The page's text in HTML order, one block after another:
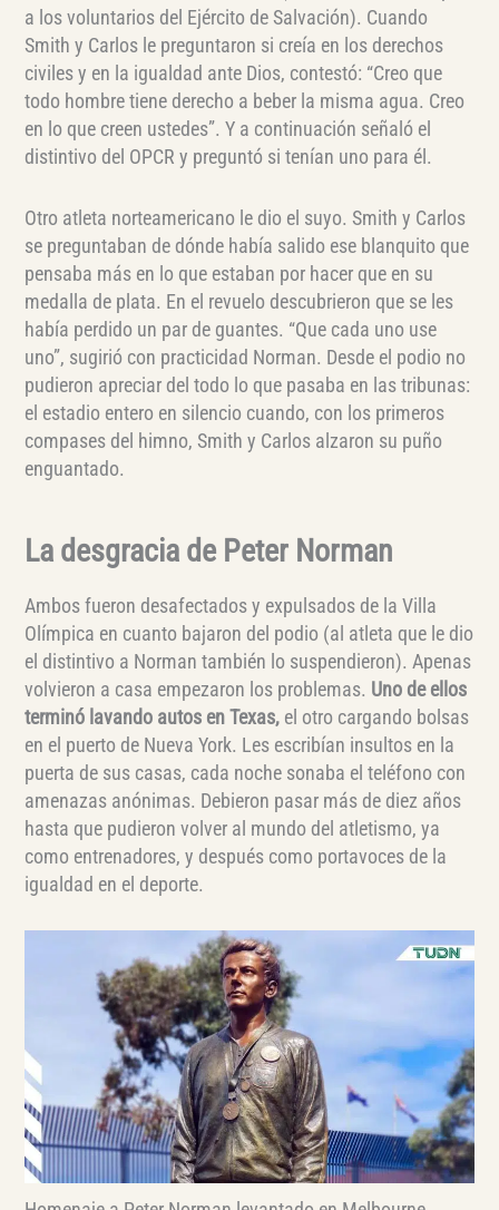
a los voluntarios del Ejército de Salvación). Cuando
Smith y Carlos le preguntaron si creía en los derechos
civiles y en la igualdad ante Dios, contestó: “Creo que
todo hombre tiene derecho a beber la misma agua. Creo
en lo que creen ustedes”. Y a continuación señaló el
distintivo del OPCR y preguntó si tenían uno para él.
Otro atleta norteamericano le dio el suyo. Smith y Carlos
se preguntaban de dónde había salido ese blanquito que
pensaba más en lo que estaban por hacer que en su
medalla de plata. En el revuelo descubrieron que se les
había perdido un par de guantes. “Que cada uno use
uno”, sugirió con practicidad Norman. Desde el podio no
pudieron apreciar del todo lo que pasaba en las tribunas:
el estadio entero en silencio cuando, con los primeros
compases del himno, Smith y Carlos alzaron su puño
enguantado.
La desgracia de Peter Norman
Ambos fueron desafectados y expulsados de la Villa
Olímpica en cuanto bajaron del podio (al atleta que le dio
el distintivo a Norman también lo suspendieron). Apenas
volvieron a casa empezaron los problemas. Uno de ellos
terminó lavando autos en Texas,el otro cargando bolsas
en el puerto de Nueva York. Les escribían insultos en la
puerta de sus casas, cada noche sonaba el teléfono con
amenazas anónimas. Debieron pasar más de diez años
hasta que pudieron volver al mundo del atletismo, ya
como entrenadores, y después como portavoces de la
igualdad en el deporte.